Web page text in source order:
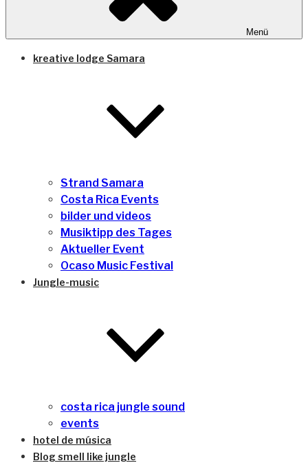
Menü
kreative lodge Samara
Strand Samara
Costa Rica Events
bilder und videos
Musiktipp des Tages
Aktueller Event
Ocaso Music Festival
Jungle-music
costa rica jungle sound
events
hotel de música
Blog smell like jungle